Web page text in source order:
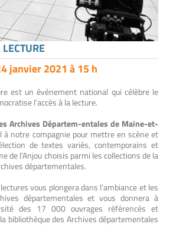
janvier 2021 à 15 h
est un événement national qui célèbre le
l’accès à la lecture.
Archives Départem-entales de Maine-et-
à notre compagnie pour mettre en scène et
de textes variés, contemporains et
de l’Anjou choisis parmi les collections de la
départementales.
vous plongera dans l’ambiance et les
départementales et vous donnera à
des 17 000 ouvrages référencés et
bibliothèque des Archives départementales